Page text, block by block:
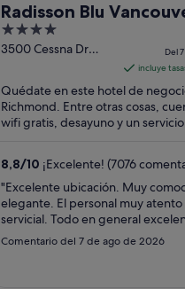
Radisson Blu
Airport Hotel & Marina
4
out
5
3500 Cessna Dr
Del
incluye
Quédate en este hotel de
Richmond. Entre otras cosas,
wifi gratis, desayuno y un
8,8/10 ¡Excelente! (7076
"Excelente ubicación. Muy
elegante. El personal muy atento
servicial. Todo en general
habitaciones limpias y comodas
Comentario del 7 de ago de 2026